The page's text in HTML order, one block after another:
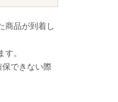
商品が到着し
。
できない際